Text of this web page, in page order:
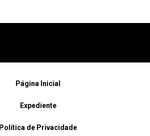
Página Inicial
Expediente
Política de Privacidade